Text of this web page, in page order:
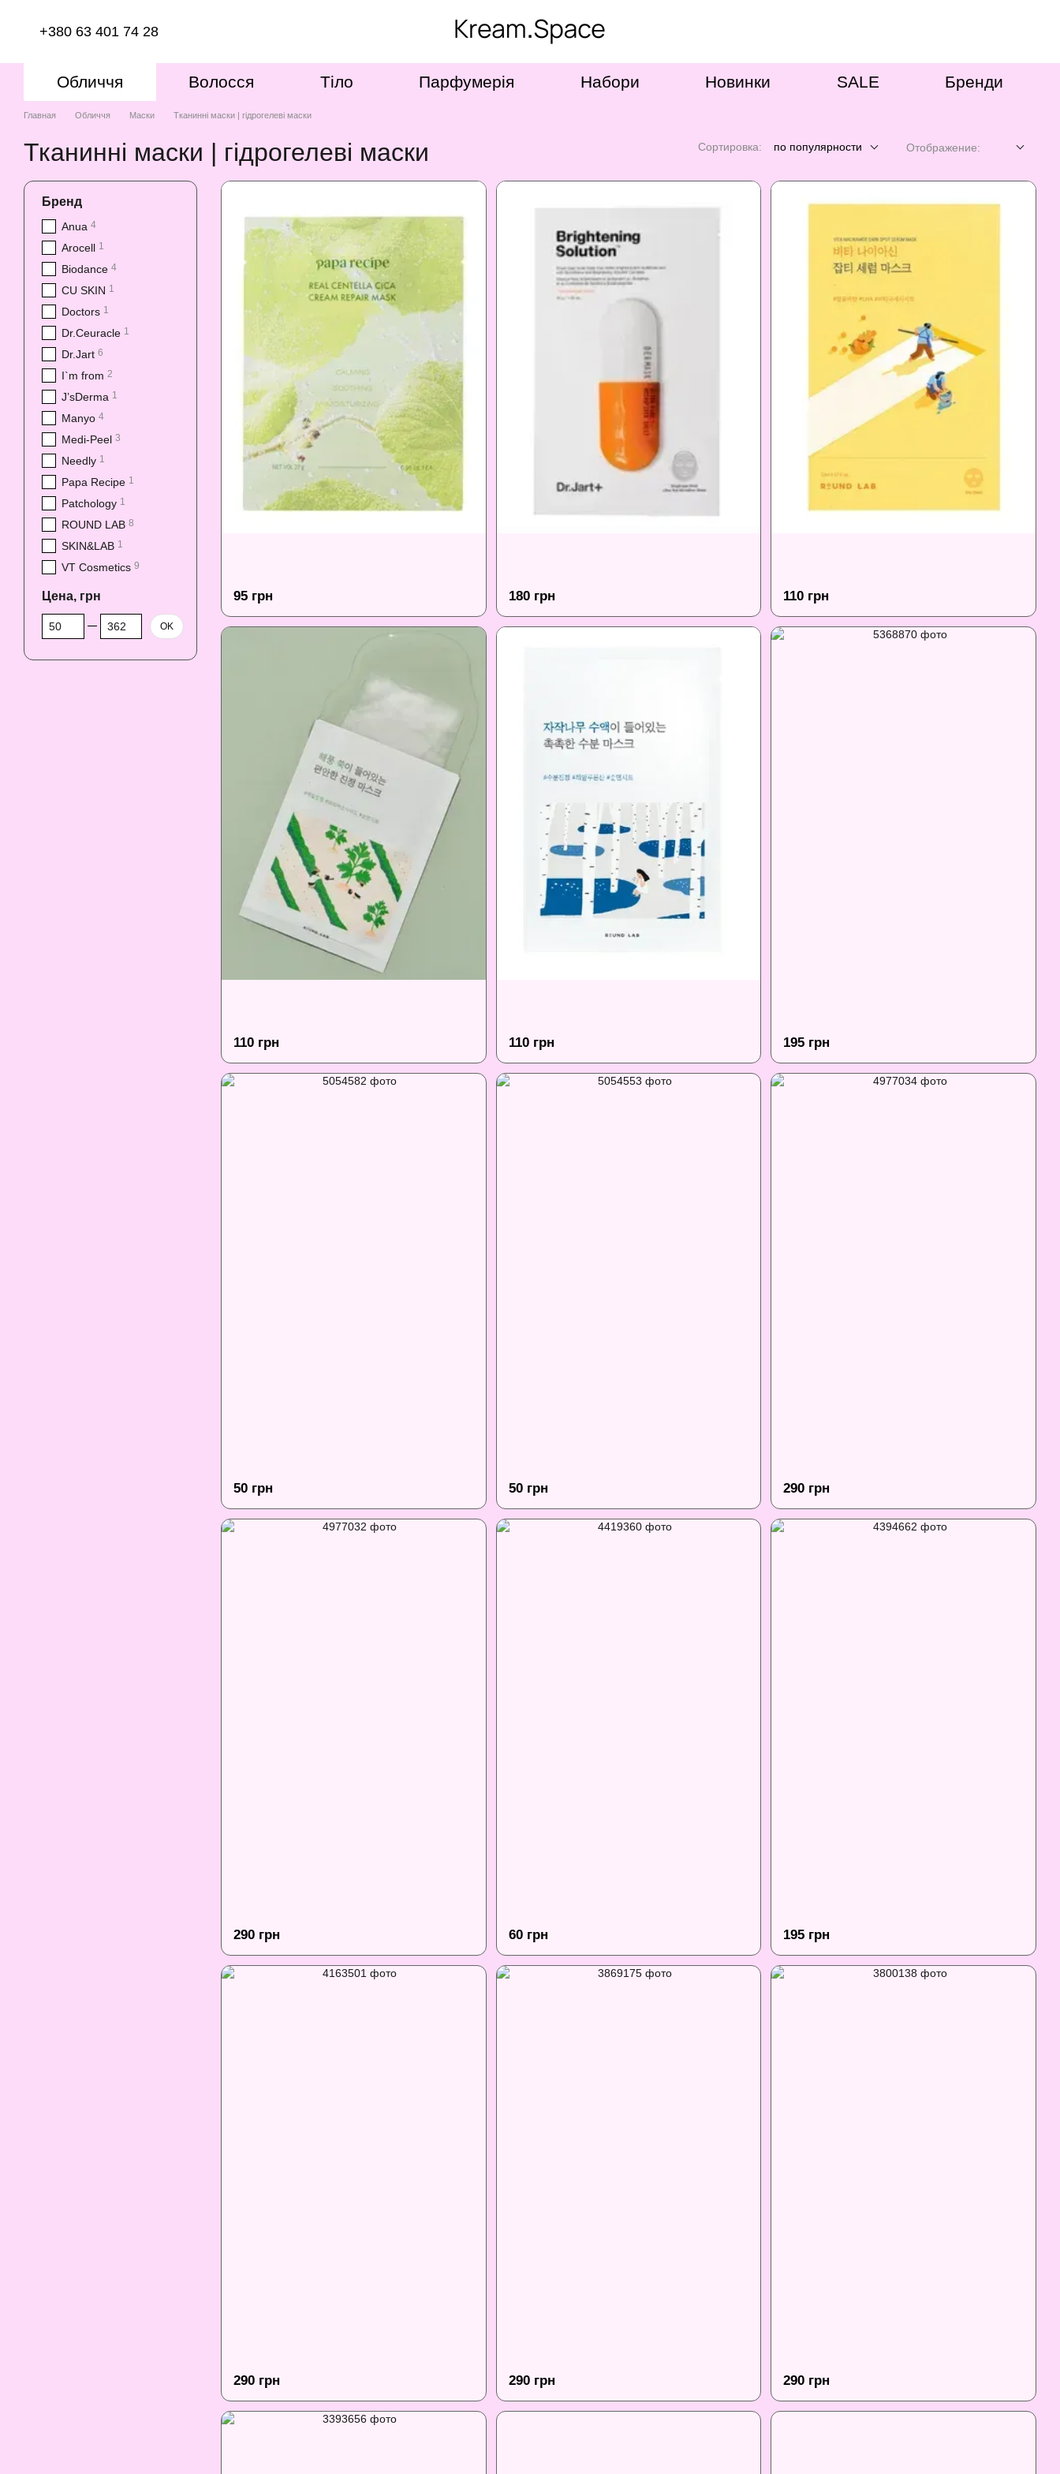
+380 63 401 74 28
Обличчя Волосся Тіло Парфумерія Набори Новинки SALE Бренди
Главная Обличчя Маски Тканинні маски | гідрогелеві маски
Тканинні маски | гідрогелеві маски Сортировка: по популярности Отображение:
95 грн 180 грн 110 грн
110 грн 110 грн 195 грн
50 грн 50 грн 290 грн
290 грн 60 грн 195 грн
290 грн 290 грн 290 грн
Бренд
Anua 4
Arocell 1
Biodance 4
CU SKIN 1
Doctors 1
Dr.Ceuracle 1
Dr.Jart 6
I`m from 2
J’sDerma 1
Manyo 4
Medi-Peel 3
Needly 1
Papa Recipe 1
Patchology 1
ROUND LAB 8
SKIN&LAB 1
VT Cosmetics 9
Цена, грн
От Цена, грн
До Цена, грн OK